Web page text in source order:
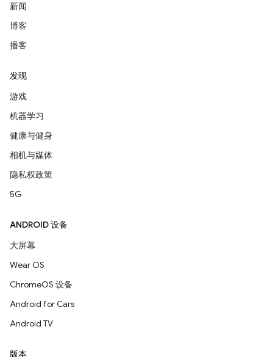
新闻
博客
播客
发现
游戏
机器学习
健康与健身
相机与媒体
隐私权政策
5G
ANDROID 设备
大屏幕
Wear OS
ChromeOS 设备
Android for Cars
Android TV
版本